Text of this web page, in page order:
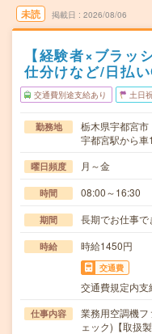
未読 掲載日 2026/08/06
【経験者×ブラッ
仕分けなど/日払
交通費別途支給あり 土日
勤務地
栃木県宇都宮市
宇都宮駅から車
曜日頻度 月～金
時間 08:00～16:30
期間 長期でお仕事で
時給 時給1450円
交通費
交通費規定内支
仕事内容
業務用空調機
ェック)【取扱